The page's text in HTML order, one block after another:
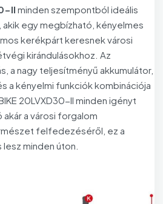
II minden szempontból ideális
akik egy megbízható, kényelmes
kerékpárt keresnek városi
kirándulásokhoz. Az
a nagy teljesítményű akkumulátor,
a kényelmi funkciók kombinációja
20LVXD30-II minden igényt
a városi forgalom
felfedezéséről, ez a
minden úton.